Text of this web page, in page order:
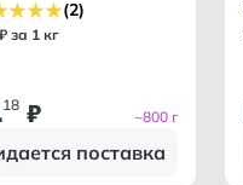
(2)
₽ за 1 кг
18₽ ~800 г
поставка